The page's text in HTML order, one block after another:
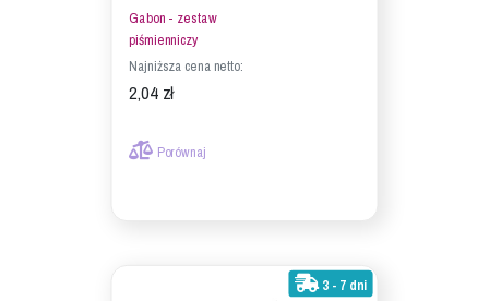
Gabon - zestaw
piśmienniczy
Najniższa cena netto:
2,04 zł
Porównaj
3 - 7 dni